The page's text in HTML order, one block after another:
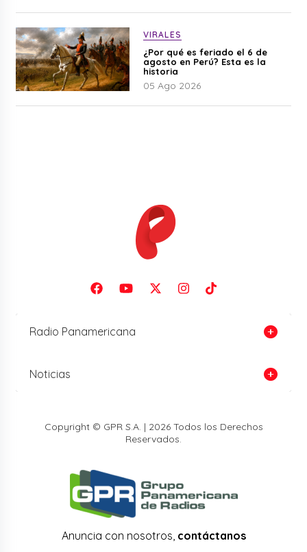
VIRALES
¿Por qué es feriado el 6 de
agosto en Perú? Esta es la
historia
05 Ago 2026
Radio Panamericana
Noticias
Copyright © GPR S.A. | 2026 Todos los Derechos
Reservados.
Anuncia con nosotros, contáctanos